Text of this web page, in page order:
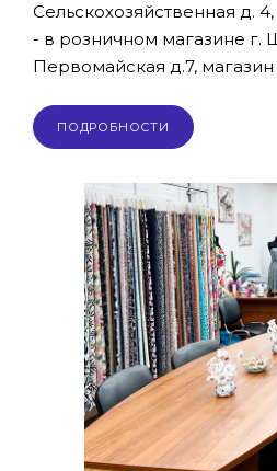
Сельскохозяйственная д.
- в розничном магазине г.
Первомайская д.7, магазин
ПОДРОБНОСТИ